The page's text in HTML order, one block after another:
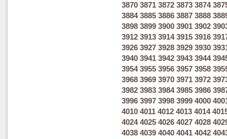
3870 3871 3872 3873 3874
3884 3885 3886 3887 3888
3898 3899 3900 3901 3902
3912 3913 3914 3915 3916
3926 3927 3928 3929 3930
3940 3941 3942 3943 3944
3954 3955 3956 3957 3958
3968 3969 3970 3971 3972
3982 3983 3984 3985 3986
3996 3997 3998 3999 4000
4010 4011 4012 4013 4014
4024 4025 4026 4027 4028
4038 4039 4040 4041 4042